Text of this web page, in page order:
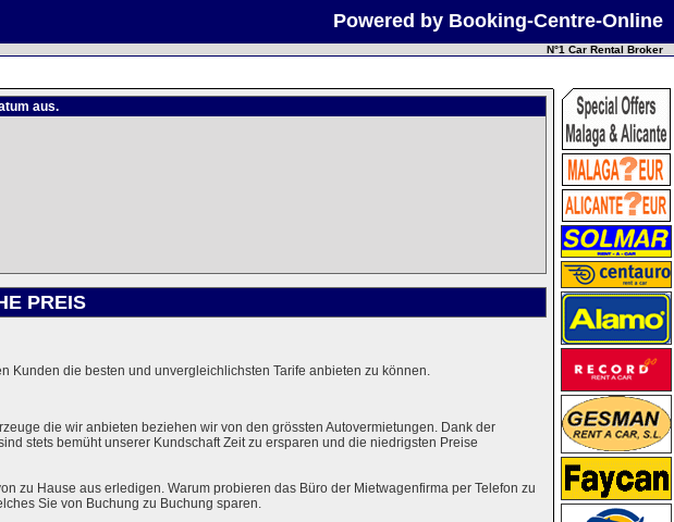
Powered by Booking-Centre-Online
N°1 Car Rental Broker
aus.
PREIS
Kunden die besten und unvergleichlichsten Tarife anbieten zu können.
die wir anbieten beziehen wir von den grössten Autovermietungen. Dank der
stets bemüht unserer Kundschaft Zeit zu ersparen und die niedrigsten Preise
zu Hause aus erledigen. Warum probieren das Büro der Mietwagenfirma per Telefon zu
Sie von Buchung zu Buchung sparen.